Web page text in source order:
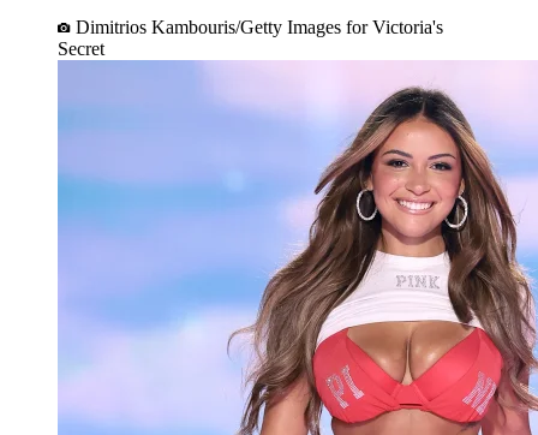
Dimitrios Kambouris/Getty Images for Victoria's
Secret